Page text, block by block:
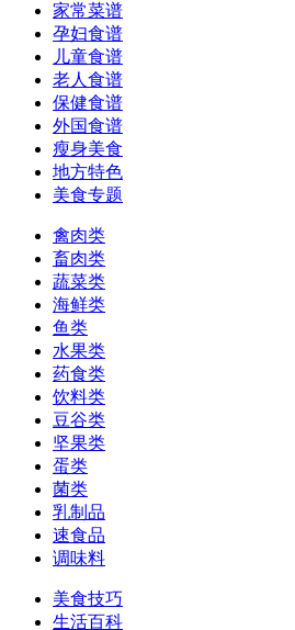
家常菜谱
孕妇食谱
儿童食谱
老人食谱
保健食谱
外国食谱
瘦身美食
地方特色
美食专题
禽肉类
畜肉类
蔬菜类
海鲜类
鱼类
水果类
药食类
饮料类
豆谷类
坚果类
蛋类
菌类
乳制品
速食品
调味料
美食技巧
生活百科